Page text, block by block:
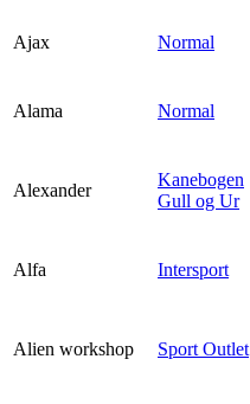
Ajax Normal
Alama Normal
Alexander
Kanebogen
Gull og Ur
Alfa Intersport
Alien workshop Sport Outlet